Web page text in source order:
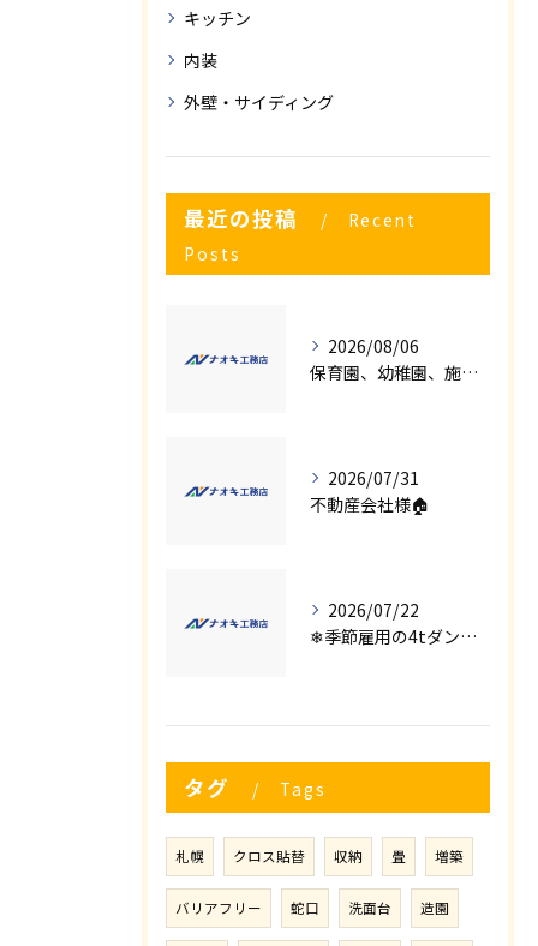
キッチン
内装
外壁・サイディング
最近の投稿
Recent
Posts
2026/08/06
保育園、幼稚園、施設様！！内装リフォームでお悩み事はございませんか？
2026/07/31
不動産会社様🏠
2026/07/22
❄季節雇用の4tダンプの運転手募集⛄
タグ Tags
札幌 クロス貼替 収納 畳 増築
バリアフリー 蛇口 洗面台 造園